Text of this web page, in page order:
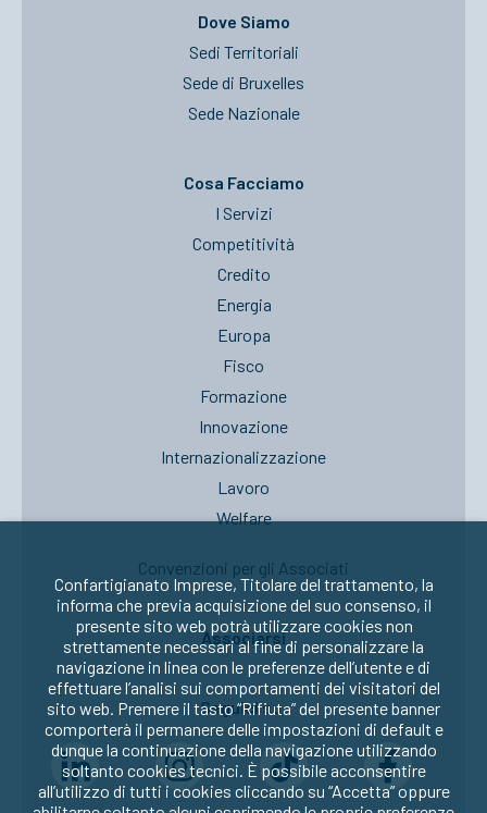
Dove Siamo
Sedi Territoriali
Sede di Bruxelles
Sede Nazionale
Cosa Facciamo
I Servizi
Competitività
Credito
Energia
Europa
Fisco
Formazione
Innovazione
Internazionalizzazione
Lavoro
Welfare
Convenzioni per gli Associati
Associarsi
Seguici su:
Confartigianato Imprese, Titolare del trattamento, la
informa che previa acquisizione del suo consenso, il
presente sito web potrà utilizzare cookies non
strettamente necessari al fine di personalizzare la
navigazione in linea con le preferenze dell’utente e di
effettuare l’analisi sui comportamenti dei visitatori del
sito web. Premere il tasto “Rifiuta” del presente banner
comporterà il permanere delle impostazioni di default e
dunque la continuazione della navigazione utilizzando
soltanto cookies tecnici. È possibile acconsentire
all’utilizzo di tutti i cookies cliccando su “Accetta” oppure